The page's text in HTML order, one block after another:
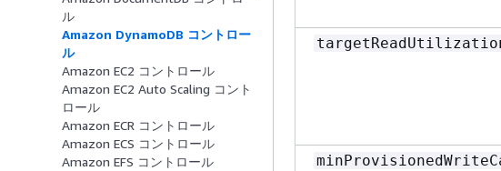
ル
Amazon DynamoDB コントロー
ル
Amazon EC2 コントロール
Amazon EC2 Auto Scaling コント
ロール
Amazon ECR コントロール
Amazon ECS コントロール
Amazon EFS コントロール